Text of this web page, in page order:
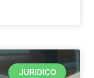
JURIDICO